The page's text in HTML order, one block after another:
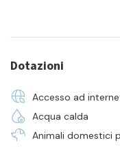
Dotazioni
Accesso ad
Acqua calda
Animali domestici